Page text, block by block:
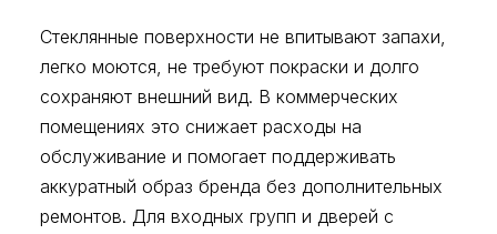
Стеклянные поверхности не впитывают запахи,
легко моются, не требуют покраски и долго
сохраняют внешний вид. В коммерческих
помещениях это снижает расходы на
обслуживание и помогает поддерживать
аккуратный образ бренда без дополнительных
ремонтов. Для входных групп и дверей с